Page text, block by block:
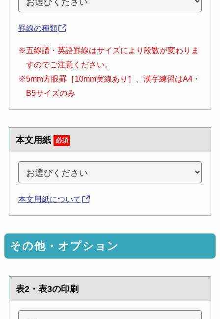
罫線の種類
※五線譜・英語罫線はサイズにより段数が変わりま
すのでご注意ください。
※5mm方眼罫［10mm実線あり］、漢字練習はA4・
B5サイズのみ
本文用紙 必須
本文用紙について
その他・オプション
表2・表3の印刷